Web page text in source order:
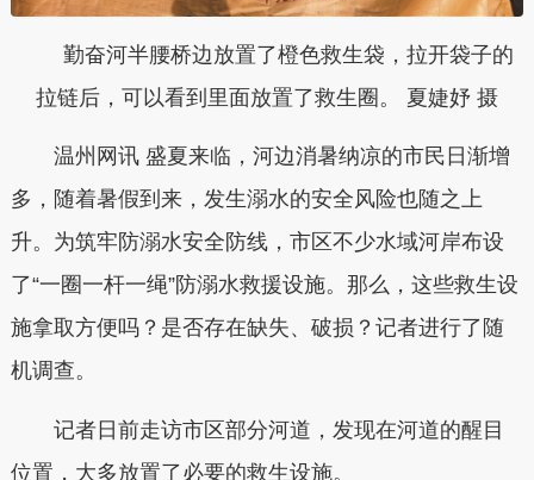
勤奋河半腰桥边放置了橙色救生袋，拉开袋子的
拉链后，可以看到里面放置了救生圈。 夏婕妤 摄
温州网讯 盛夏来临，河边消暑纳凉的市民日渐增
多，随着暑假到来，发生溺水的安全风险也随之上
升。为筑牢防溺水安全防线，市区不少水域河岸布设
了“一圈一杆一绳”防溺水救援设施。那么，这些救生设
施拿取方便吗？是否存在缺失、破损？记者进行了随
机调查。
记者日前走访市区部分河道，发现在河道的醒目
位置，大多放置了必要的救生设施。